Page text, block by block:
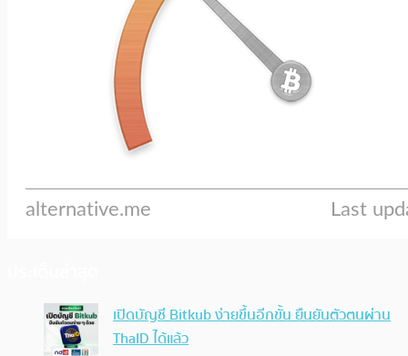
เปิดบัญชี Bitkub ง่ายขึ้นอีกขั้น ยืนยันตัวตนผ่าน
ThaID ได้แล้ว